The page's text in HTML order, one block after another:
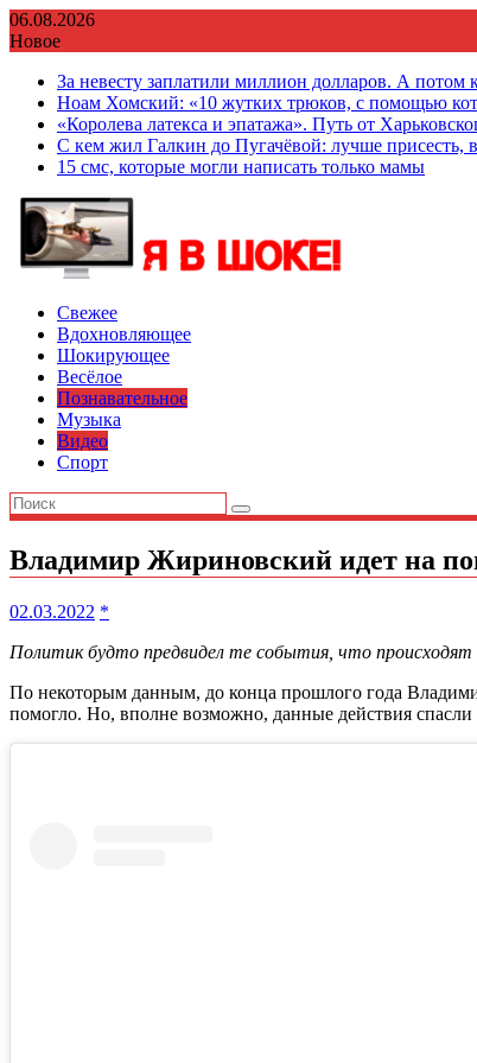
Перейти
к
06.08.2026
Новое
За невесту заплатили миллион долларов. А
Ноам Хомский: «10 жутких трюков, с помощью
«Королева латекса и эпатажа». Путь от
С кем жил Галкин до Пугачёвой: лучше присесть,
15 смс, которые могли написать только мамы
Свежее
Вдохновляющее
Шокирующее
Весёлое
Познавательное
Музыка
Видео
Спорт
Владимир Жириновский идет на
02.03.2022 *
Политик будто предвидел те события, что происходят
По некоторым данным, до конца прошлого года
помогло. Но, вполне возможно, данные действия